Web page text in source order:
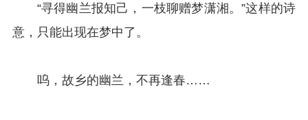
“寻得幽兰报知己，一枝聊赠梦潇湘。”这样的诗
意，只能出现在梦中了。
呜，故乡的幽兰，不再逢春……